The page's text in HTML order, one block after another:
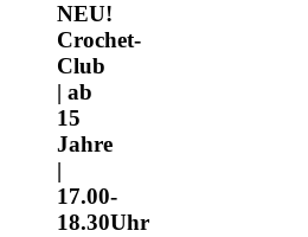
NEU!
Crochet-
Club
| ab
15
Jahre
|
17.00-
18.30Uhr